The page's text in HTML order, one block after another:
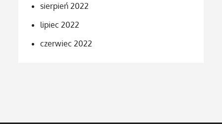
sierpień 2022
lipiec 2022
czerwiec 2022